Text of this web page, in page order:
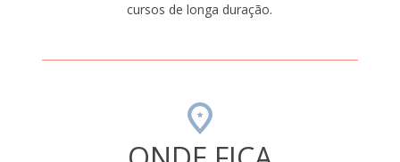
cursos de longa duração.